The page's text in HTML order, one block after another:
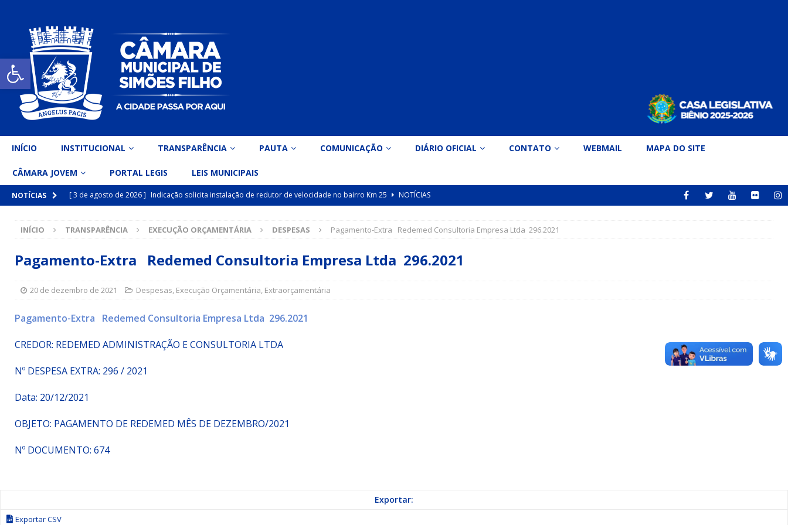
Open toolbar
INÍCIO INSTITUCIONAL TRANSPARÊNCIA PAUTA COMUNICAÇÃO DIÁRIO OFICIAL CONTATO WEBMAIL MAPA DO SITE
CÂMARA JOVEM PORTAL LEGIS LEIS MUNICIPAIS
NOTÍCIAS [ 3 de agosto de 2026 ] Indicação solicita instalação de redutor de velocidade no bairro Km 25
NOTÍCIAS
inclusiva
DESTAQUE
[ 15 de julho de 2026 ]
Vereador Belo Gazineu apresenta Indicação nº 089/2026 para implantação de ginásio de esportes em
[ 15 de julho de 2026 ] Vereador Sérgio Glauber apresenta Indicação nº 088/2026 para pavimentação asfáltica em Mapele
DESTAQUE
INÍCIO TRANSPARÊNCIA EXECUÇÃO ORÇAMENTÁRIA DESPESAS Pagamento-Extra Redemed Consultoria Empresa Ltda 296.2021
Pagamento-Extra Redemed Consultoria Empresa Ltda 296.2021
20 de dezembro de 2021 Despesas, Execução Orçamentária, Extraorçamentária
Pagamento-Extra Redemed Consultoria Empresa Ltda 296.2021
CREDOR: REDEMED ADMINISTRAÇÃO E CONSULTORIA LTDA
Nº DESPESA EXTRA: 296 / 2021
Data: 20/12/2021
OBJETO: PAGAMENTO DE REDEMED MÊS DE DEZEMBRO/2021
Nº DOCUMENTO: 674
Exportar:
Exportar CSV